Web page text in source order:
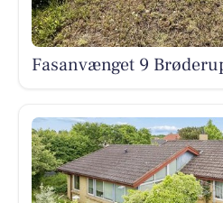
Fasanvænget 9